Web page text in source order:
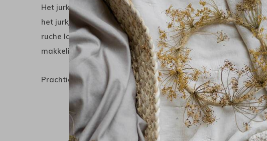
Het jurkje is gemaakt van biologische katoen jersey
het jurkje zit een romper van hetzelfde materiaal. De jurk is
ruche langs de hals. Aan de achterkant zitten kleine houten
makkelijk over het hoofdje van jouw kleintje kunt krijgen.
Prachtig jurkje ook voor pasgeboren baby's.